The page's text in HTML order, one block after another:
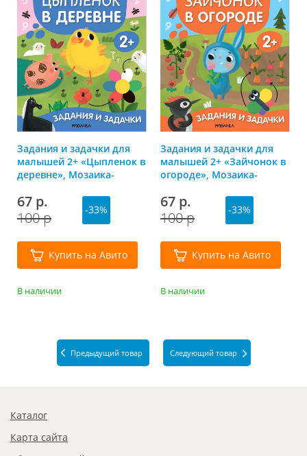
Задания и задачки для
малышей 2+ «Цыпленок в
деревне», Мозаика-
67 р.
100 р
-33%
Купить на Авито
В наличии
Задания и задачки для
малышей 2+ «Зайчонок в
огороде», Мозаика-
67 р.
100 р
-33%
Купить на Авито
В наличии
Предыдущий товар Следующий товар
Каталог
Карта сайта